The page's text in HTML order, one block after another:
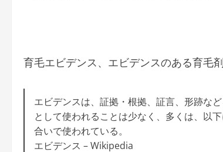
育毛エビデンス、エビデンスのある育毛
エビデンスは、証拠・根拠、証言、形跡な
として使われることは少なく、多くは、以
合いで使われている。
エビデンス – Wikipedia